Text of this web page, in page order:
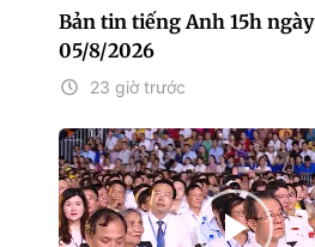
Bản tin tiếng Anh 15h ngày
05/8/2026
23 giờ trước